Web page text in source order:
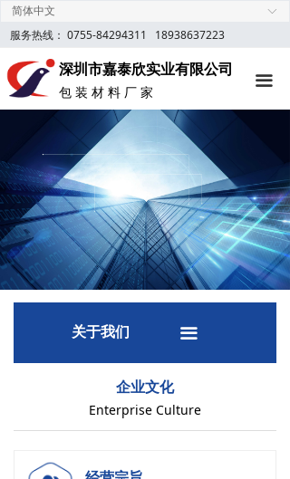
끀
首页
定制胶纸
产品中心
关于我们
网上商城
联系我们
深圳市嘉泰欣实业有限公司
包 装 材 料 厂 家
服务热线： 0755-84294311 18938637223
ꀅ
简体中文
企业文化
Enterprise Culture
关于我们 끀
公司简介
企业文化
资质荣誉